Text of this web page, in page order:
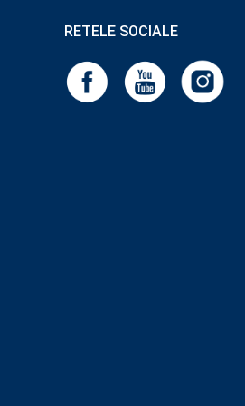
RETELE SOCIALE